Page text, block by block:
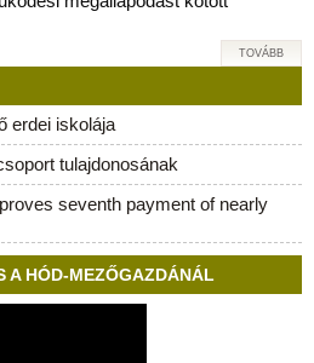
TOVÁBB
erdei iskolája
tulajdonosának
seventh payment of nearly
A HÓD-MEZŐGAZDÁNÁL